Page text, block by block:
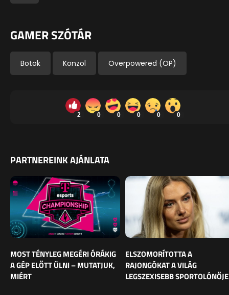
GAMER SZÓTÁR
Botok Konzol Overpowered (OP)
2 0 0 0 0 0
PARTNEREINK AJÁNLATA
MOST TÉNYLEG MEGÉRI ÓRÁKIG
A GÉP ELŐTT ÜLNI – MUTATJUK,
MIÉRT
ELSZOMORÍTOTTA A
RAJONGÓKAT A VILÁG
LEGSZEXISEBB SPORTOLÓNŐJE